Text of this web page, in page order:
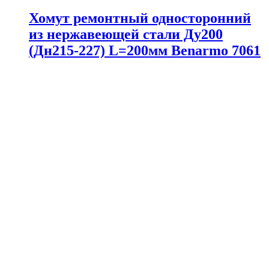
Хомут ремонтный односторонний
из нержавеющей стали Ду200
(Дн215-227) L=200мм Benarmo 7061